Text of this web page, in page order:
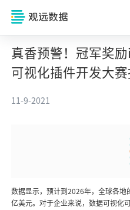
真香预警！冠军奖
可视化插件开发大赛
11-9-2021
数据显示，预计到2026年，全球各地
亿美元。对于企业来说，数据可视化